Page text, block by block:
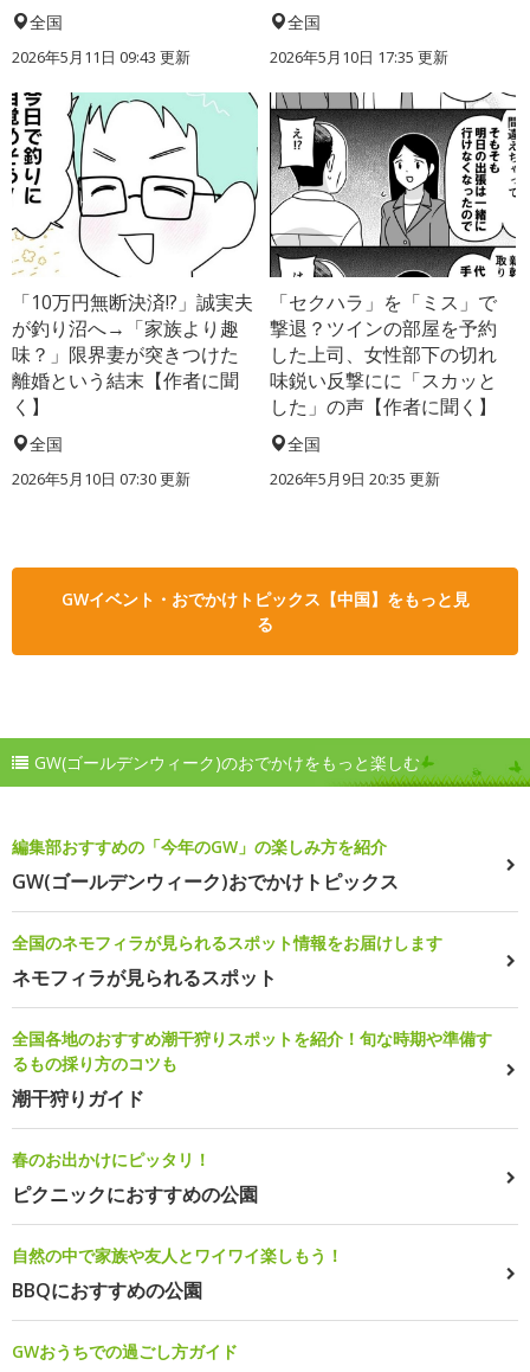
全国
2026年5月11日 09:43 更新
全国
2026年5月10日 17:35 更新
「10万円無断決済!?」誠実夫
が釣り沼へ→「家族より趣
味？」限界妻が突きつけた
離婚という結末【作者に聞
く】
全国
2026年5月10日 07:30 更新
「セクハラ」を「ミス」で
撃退？ツインの部屋を予約
した上司、女性部下の切れ
味鋭い反撃にに「スカッと
した」の声【作者に聞く】
全国
2026年5月9日 20:35 更新
GWイベント・おでかけトピックス【中国】をもっと見
る
GW(ゴールデンウィーク)のおでかけをもっと楽しむ
編集部おすすめの「今年のGW」の楽しみ方を紹介
GW(ゴールデンウィーク)おでかけトピックス
全国のネモフィラが見られるスポット情報をお届けします
ネモフィラが見られるスポット
全国各地のおすすめ潮干狩りスポットを紹介！旬な時期や準備す
るもの採り方のコツも
潮干狩りガイド
春のお出かけにピッタリ！
ピクニックにおすすめの公園
自然の中で家族や友人とワイワイ楽しもう！
BBQにおすすめの公園
GWおうちでの過ごし方ガイド